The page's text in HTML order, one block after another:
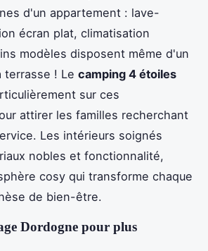
d'un appartement : lave-
écran plat, climatisation
modèles disposent même d'un
terrasse ! Le camping 4 étoiles
sur ces
attirer les familles recherchant
Les intérieurs soignés
nobles et fonctionnalité,
cosy qui transforme chaque
de bien-être.
Dordogne pour plus